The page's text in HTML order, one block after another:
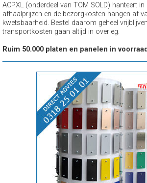
ACPXL (onderdeel van TOM SOLD) hanteert
afhaalprijzen en de bezorgkosten hangen af
kwetsbaarheid. Bestel daarom geheel
transportkosten gaan altijd in overleg.
Ruim 50.000 platen en panelen in